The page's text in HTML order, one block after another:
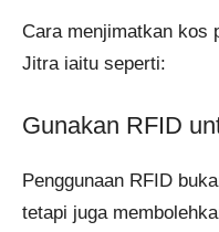
Cara menjimatkan kos
Jitra iaitu seperti:
Gunakan RFID
Penggunaan RFID
tetapi juga